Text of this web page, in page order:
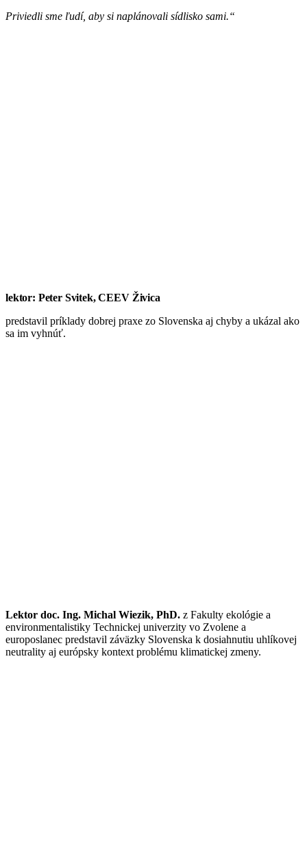
Priviedli sme ľudí, aby si naplánovali sídlisko sami.“
lektor: Peter Svitek, CEEV Živica
predstavil príklady dobrej praxe zo Slovenska aj chyby a ukázal ako
sa im vyhnúť.
Lektor doc. Ing. Michal Wiezik, PhD. z Fakulty ekológie a
environmentalistiky Technickej univerzity vo Zvolene a
europoslanec predstavil záväzky Slovenska k dosiahnutiu uhlíkovej
neutrality aj európsky kontext problému klimatickej zmeny.